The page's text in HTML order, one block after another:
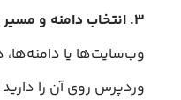
۳. انتخاب دامنه و مسیر نصب
وب‌سایت‌ها یا
وردپرس روی آن را دارید